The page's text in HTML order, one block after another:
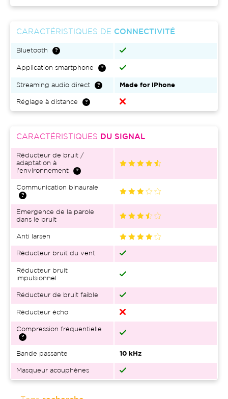
CARACTÉRISTIQUES DE CONNECTIVITÉ
Bluetooth
Application smartphone
Streaming audio direct Made for iPhone
Réglage à distance
CARACTÉRISTIQUES DU SIGNAL
Réducteur de bruit /
adaptation à
l'environnement
Communication binaurale
Emergence de la parole
dans le bruit
Anti larsen
Réducteur bruit du vent
Réducteur bruit
impulsionnel
Réducteur de bruit faible
Réducteur écho
Compression fréquentielle
Bande passante 10 kHz
Masqueur acouphènes